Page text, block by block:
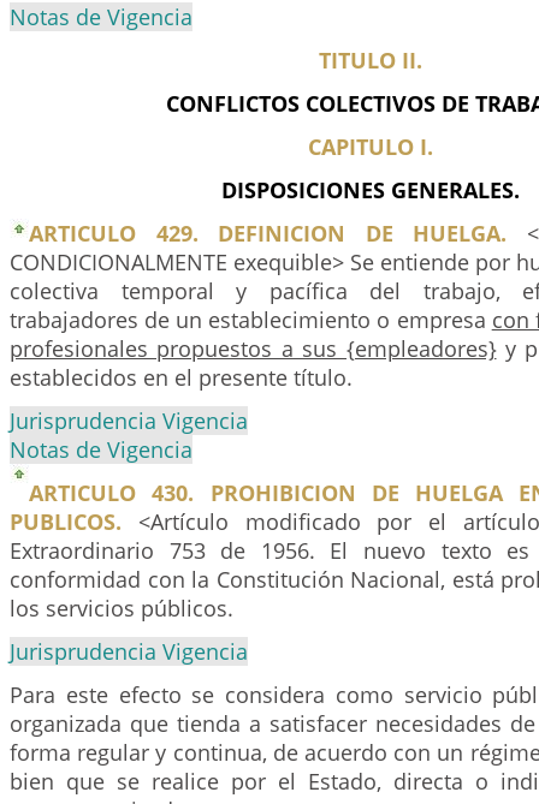
Notas de Vigencia
TITULO II.
CONFLICTOS COLECTIVOS DE
CAPITULO I.
DISPOSICIONES GENERALES.
ARTICULO 429. DEFINICION DE HUELGA.
CONDICIONALMENTE exequible> Se entiende por
colectiva temporal y pacífica del trabajo,
trabajadores de un establecimiento o empresa con
profesionales propuestos a sus {empleadores}y
establecidos en el presente título.
Jurisprudencia Vigencia
Notas de Vigencia
ARTICULO 430. PROHIBICION DE HUELGA
PUBLICOS. <Artículo modificado por el
Extraordinario 753 de 1956. El nuevo texto
conformidad con la Constitución Nacional, está
los servicios públicos.
Jurisprudencia Vigencia
Para este efecto se considera como servicio
organizada que tienda a satisfacer necesidades
forma regular y continua, de acuerdo con un
bien que se realice por el Estado, directa o